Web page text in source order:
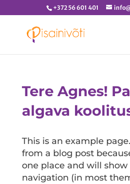
+372 56 601 401
Tere Agnes!
algava
This is an example
from a blog post
one place and will
navigation (in most